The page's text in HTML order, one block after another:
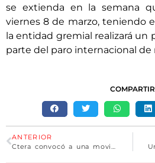
se extienda en la semana
viernes 8 de marzo, teniendo
la entidad gremial realizará un
parte del paro internacional de
COMPARTIR
ANTERIOR
Ctera convocó a una movilización para reclamar la continuidad del Fondo Docente